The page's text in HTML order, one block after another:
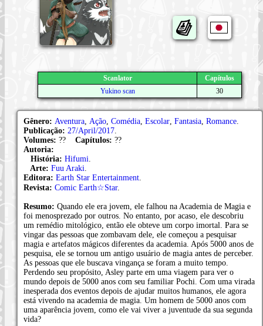
Scanlator
Capítulos
Yukino scan
30
Gênero: Aventura Ação Comédia Escolar Fantasia Romance
Publicação: 27/April/2017
Volumes: ?? Capítulos: ??
Autoria:
História: Hifumi
Arte: Fuu Araki
Editora: Earth Star Entertainment
Revista: Comic Earth☆Star.
Resumo: Quando ele era jovem, ele falhou na Academia de Magia e
foi menosprezado por outros. No entanto, por acaso, ele descobriu
um remédio mitológico, então ele obteve um corpo imortal. Para se
vingar das pessoas que zombavam dele, ele começou a pesquisar
magia e artefatos mágicos diferentes da academia. Após 5000 anos de
pesquisa, ele se tornou um antigo usuário de magia antes de perceber.
As pessoas que ele buscava vingança se foram a muito tempo.
Perdendo seu propósito, Asley parte em uma viagem para ver o
mundo depois de 5000 anos com seu familiar Pochi. Com uma virada
inesperada dos eventos depois de ajudar muitos humanos, ele agora
está vivendo na academia de magia. Um homem de 5000 anos com
uma aparência jovem, como ele vai viver a juventude da sua segunda
vida?